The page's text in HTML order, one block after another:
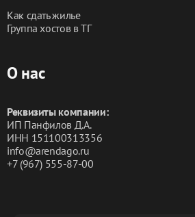
Как сдать жилье
Группа хостов в ТГ
О нас
Реквизиты компании:
ИП Панфилов Д.А.
ИНН 151100313356
info@arendago.ru
+7 (967) 555-87-00